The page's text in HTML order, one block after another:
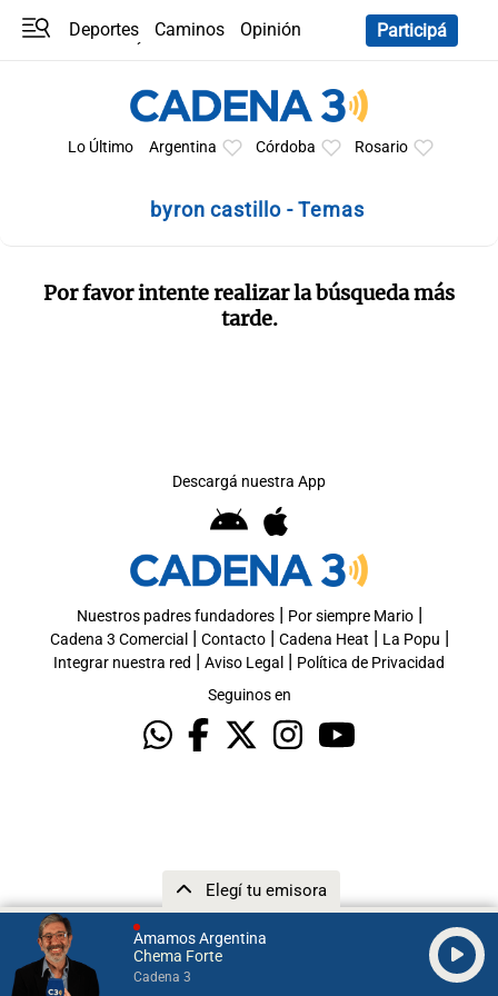
Amamos Argentina
Chema Forte
Cadena 3
Elegí tu emisora
Deportes Caminos
Opinión
Participá
Lo Último Argentina Córdoba Rosario
byron castillo - Temas
Por favor intente realizar la búsqueda más
tarde.
Descargá nuestra App
Nuestros padres fundadores| Por siempre Mario|
Cadena 3 Comercial | Contacto| Cadena Heat | La Popu |
Integrar nuestra red | Aviso Legal | Política de Privacidad
Seguinos en